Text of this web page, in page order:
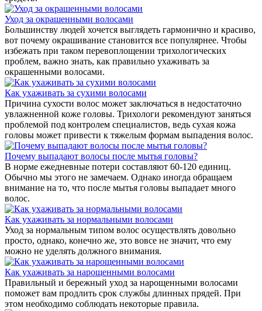
Уход за окрашенными волосами
Большинству людей хочется выглядеть гармонично и красиво,
вот почему окрашивание становится все популярнее. Чтобы
избежать при таком перевоплощении трихологических
проблем, важно знать, как правильно ухаживать за
окрашенными волосами.
Как ухаживать за сухими волосами
Причина сухости волос может заключаться в недостаточно
увлажненной коже головы. Трихологи рекомендуют заняться
проблемой под контролем специалистов, ведь сухая кожа
головы может привести к тяжелым формам выпадения волос.
Почему выпадают волосы после мытья головы?
В норме ежедневные потери составляют 60-120 единиц.
Обычно мы этого не замечаем. Однако иногда обращаем
внимание на то, что после мытья головы выпадает много
волос.
Как ухаживать за нормальными волосами
Уход за нормальным типом волос осуществлять довольно
просто, однако, конечно же, это вовсе не значит, что ему
можно не уделять должного внимания.
Как ухаживать за нарощенными волосами
Правильный и бережный уход за нарощенными волосами
поможет вам продлить срок службы длинных прядей. При
этом необходимо соблюдать некоторые правила.